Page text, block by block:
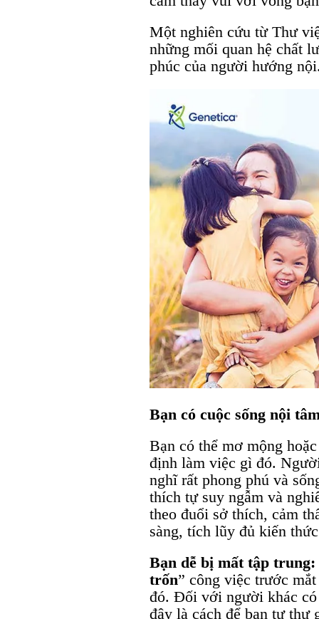
Một nghiên cứu từ Thư
những mối quan hệ chất
phúc của người hướng
Bạn có cuộc sống nội
Bạn có thể mơ mộng
định làm việc gì đó.
nghĩ rất phong phú và
thích tự suy ngẫm và
theo đuổi sở thích, cảm
sàng, tích lũy đủ kiến
Bạn dễ bị mất tập trung:
trốn” công việc trước
đó. Đối với người khác có
đây là cách để bạn tự thư